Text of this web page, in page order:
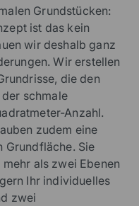
Grundstücken:
ist das kein
wir deshalb ganz
Wir erstellen
die den
schmale
Anzahl.
zudem eine
Grundfläche. Sie
als zwei Ebenen
Ihr individuelles
zwei